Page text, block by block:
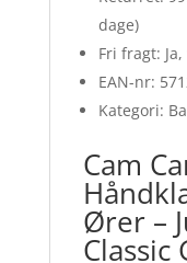
dage)
Fri fragt:
EAN-nr:
Kategori:
Cam
Ører –
Classic